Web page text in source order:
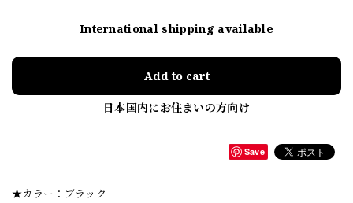
International shipping available
Add to cart
日本国内にお住まいの方向け
Save
★カラー：ブラック